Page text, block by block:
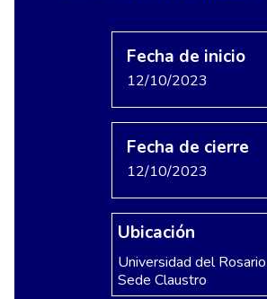
Fecha de inicio
12/10/2023
Fecha de cierre
12/10/2023
Ubicación
Universidad del
Sede Claustro